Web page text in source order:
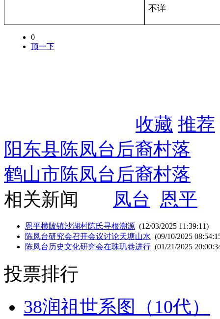
不详
0
顶一下
收藏 推荐
阳东县陈凤台后裔村落
鹤山市陈凤台后裔村落
相关新闻
凤台 恩平
恩平横陂镇沙湖村陈氏寻根溯源 (12/03/2025 11:39:11)
陈凤台研究会召开会议讨论天塘山水 (09/10/2025
陈凤台历史文化研究会在珠玑巷进行 (01/21/2025
投票排行
38润祖世系图（10代）